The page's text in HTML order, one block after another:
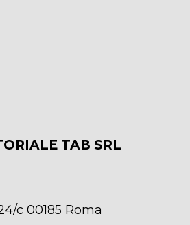
TAB SRL
c 00185 Roma